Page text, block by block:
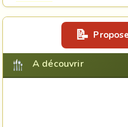
A découvrir